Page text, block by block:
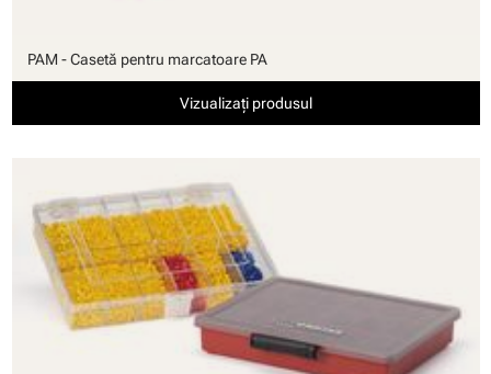
PAM - Casetă pentru marcatoare PA
Vizualizați produsul